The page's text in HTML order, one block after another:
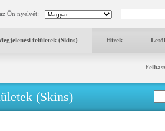
Ön nyelvét:
felületek (Skins) Hírek
(Skins)